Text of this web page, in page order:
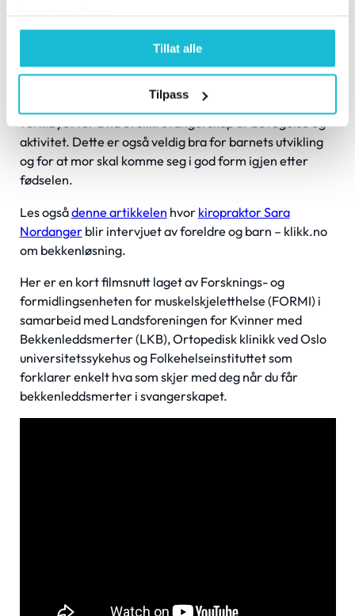
Tillat alle
Tilpass
øye at de skal ha et godt svangerskap. Det viktigste
verktøyet for å ha et slikt svangerskap er bevegelse og
aktivitet. Dette er også veldig bra for barnets utvikling
og for at mor skal komme seg i god form igjen etter
fødselen.
Les ogsådenne artikkelen hvor kiropraktor Sara
Nordangerblir intervjuet av foreldre og barn – klikk.no
om bekkenløsning.
Her er en kort filmsnutt laget av Forsknings- og
formidlingsenheten for muskelskjeletthelse (FORMI) i
samarbeid med Landsforeningen for Kvinner med
Bekkenleddsmerter (LKB), Ortopedisk klinikk ved Oslo
universitetssykehus og Folkehelseinstituttet som
forklarer enkelt hva som skjer med deg når du får
bekkenleddsmerter i svangerskapet.